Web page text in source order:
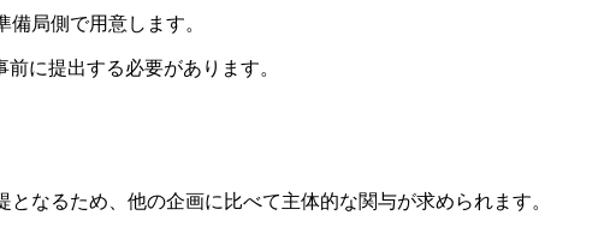
局側で用意します。
前に提出する必要があります。
なるため、他の企画に比べて主体的な関与が求められます。